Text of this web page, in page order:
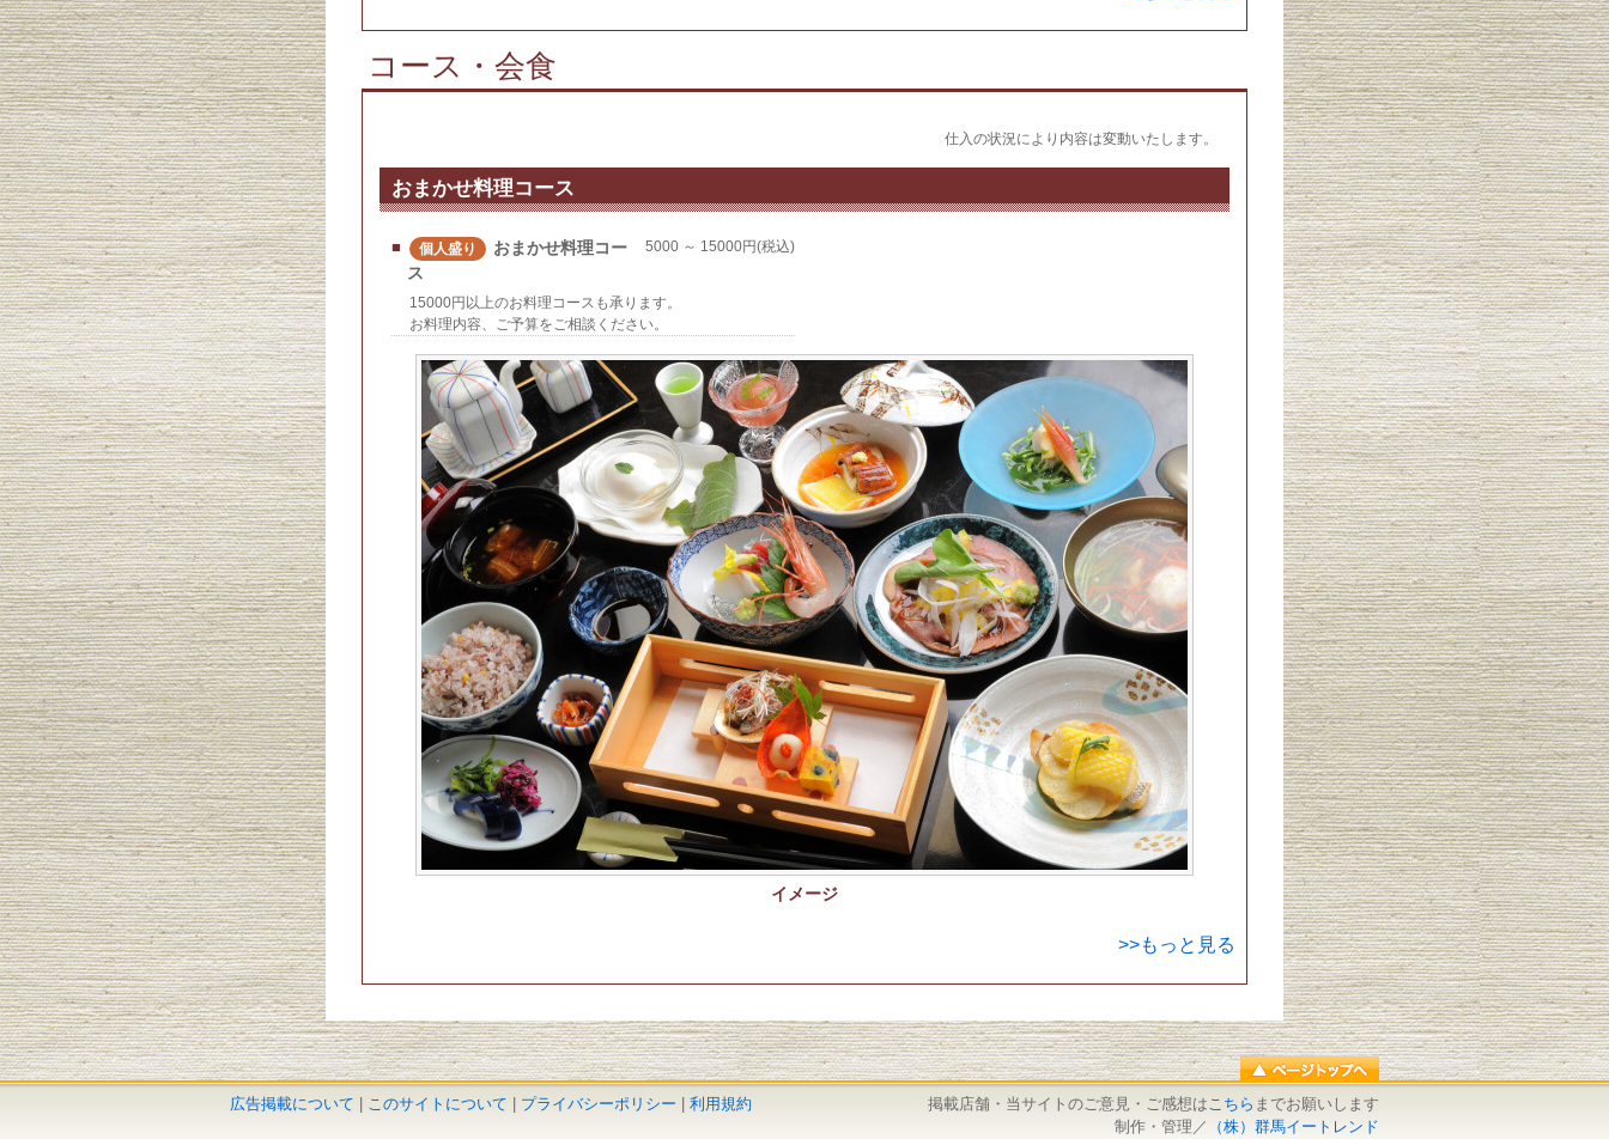
コース・会食
仕入の状況により内容は変動いたします。
おまかせ料理コース
■ 個人盛り
おまかせ料理コー
ス
5000 ～ 15000円(税込)
15000円以上のお料理コースも承ります。
お料理内容、ご予算をご相談ください。
イメージ
>>もっと見る
広告掲載について このサイトについて プライバシーポリシー 利用規約 掲載店舗・当サイトのご意見・ご感想はこちら までお願いします
制作・管理／
（株）群馬イートレンド